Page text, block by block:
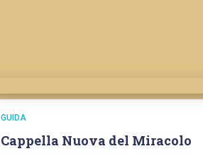
GUIDA
Cappella Nuova del Miracolo